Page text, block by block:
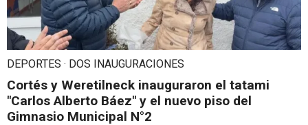
DEPORTES · DOS INAUGURACIONES
Cortés y Weretilneck inauguraron el tatami
"Carlos Alberto Báez" y el nuevo piso del
Gimnasio Municipal N°2